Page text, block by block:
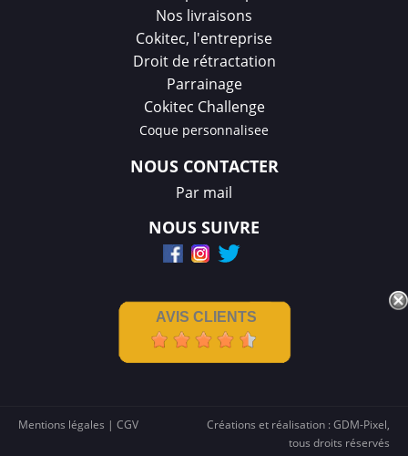
Nos livraisons
Cokitec, l'entreprise
Droit de rétractation
Parrainage
Cokitec Challenge
Coque personnalisee
NOUS CONTACTER
Par mail
NOUS SUIVRE
AVIS CLIENTS
Mentions légales | CGV Créations et réalisation :GDM-Pixel,
tous droits réservés